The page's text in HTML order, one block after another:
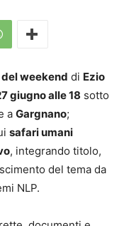
weekend di Ezio
giugno alle 18 sotto
a Gargnano;
safari umani
, integrando titolo,
del tema da
NLP.